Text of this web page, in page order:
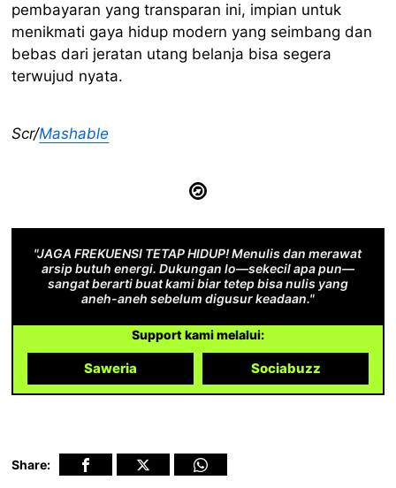
pembayaran yang transparan ini, impian untuk
menikmati gaya hidup modern yang seimbang dan
bebas dari jeratan utang belanja bisa segera
terwujud nyata.
Scr/Mashable
"JAGA FREKUENSI TETAP HIDUP! Menulis dan merawat
arsip butuh energi. Dukungan lo—sekecil apa pun—
sangat berarti buat kami biar tetep bisa nulis yang
aneh-aneh sebelum digusur keadaan."
Support kami melalui:
Saweria Sociabuzz
Share: